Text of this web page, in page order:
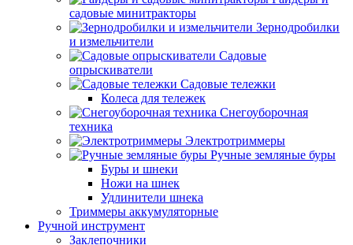
садовые минитракторы
Зернодробилки
и измельчители
Садовые
опрыскиватели
Садовые тележки
Колеса для тележек
Снегоуборочная
техника
Электротриммеры
Ручные земляные буры
Буры и шнеки
Ножи на шнек
Удлинители шнека
Триммеры аккумуляторные
Ручной инструмент
Заклепочники